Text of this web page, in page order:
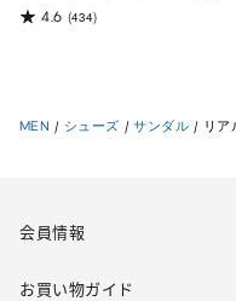
4.6 (434)
MEN / シューズ / サンダル / リア
会員情報
お買い物ガイド